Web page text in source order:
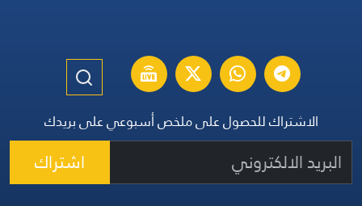
الاشتراك للحصول على ملخص أسبوعي على بريدك
اشتراك